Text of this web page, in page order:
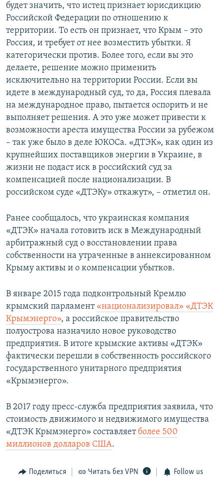
будет значить, что истец признает юрисдикцию
Российской Федерации по отношению к
территории. То есть он признает, что Крым – это
Россия, и требует от нее возместить убытки. Я
категорически против. Более того, если вы это
делаете, решение можно применить
исключительно на территории России. Если вы
идете в международный суд, то да, Россия плевала
на международное право, пытается оспорить и не
выполняет решения. А это уже может привести к
возможности ареста имущества России за рубежом
– так уже было в деле ЮКОСа. «ДТЭК», как один из
крупнейших поставщиков энергии в Украине, в
жизни не подаст иск в российский суд за
компенсацией после национализации. В
российском суде «ДТЭКу» откажут», – отметил он.
Ранее сообщалось, что украинская компания
«ДТЭК» начала готовить иск в Международный
арбитражный суд о восстановлении права
собственности на утраченные в аннексированном
Крыму активы и о компенсации убытков.
В январе 2015 года подконтрольный Кремлю
крымский парламент «национализировал» «ДТЭК
Крымэнерго», а российское правительство
полуострова назначило новое руководство
предприятия. В итоге крымские активы «ДТЭК»
фактически перешли в собственность российского
государственного унитарного предприятия
«Крымэнерго».
В 2017 году пресс-служба предприятия заявила, что
стоимость движимого и недвижимого имущества
«ДТЭК Крымэнерго» составляет более 500
миллионов долларов США.
Поделиться Читать без VPN Follow us